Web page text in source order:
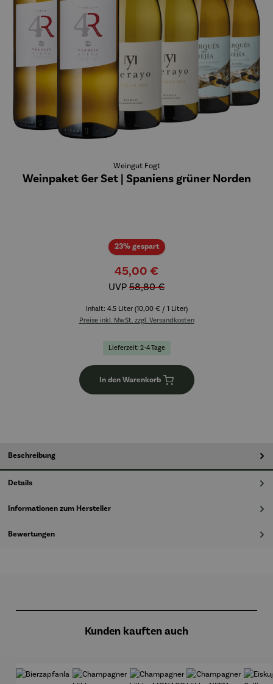
Weingut Fogt
Weinpaket 6er Set | Spaniens grüner Norden
23% gespartRabatt
45,00 €
UVP 58,80 €
Inhalt: 4.5 Liter (10,00 € / 1 Liter)
Preise inkl. MwSt. zzgl. Versandkosten
Lieferzeit: 2-4 Tage
In den Warenkorb
Beschreibung
Details
Informationen zum Hersteller
Bewertungen
Kunden kauften auch